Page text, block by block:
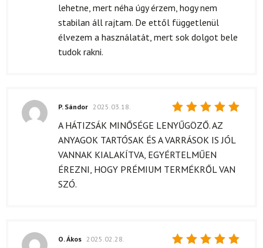
lehetne, mert néha úgy érzem, hogy nem
stabilan áll rajtam. De ettől függetlenül
élvezem a használatát, mert sok dolgot bele
tudok rakni.
Értékelés:
/ 5
P. Sándor 2025.03.18.
A HÁTIZSÁK MINŐSÉGE LENYŰGÖZŐ. AZ
ANYAGOK TARTÓSAK ÉS A VARRÁSOK IS JÓL
VANNAK KIALAKÍTVA, EGYÉRTELMŰEN
ÉREZNI, HOGY PRÉMIUM TERMÉKRŐL VAN
SZÓ.
O. Ákos 2025.02.28.